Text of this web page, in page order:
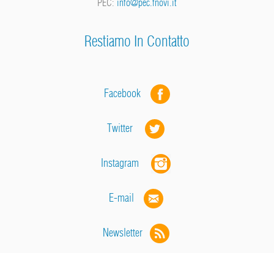
Restiamo In Contatto
Facebook
Twitter
Instagram
E-mail
Newsletter